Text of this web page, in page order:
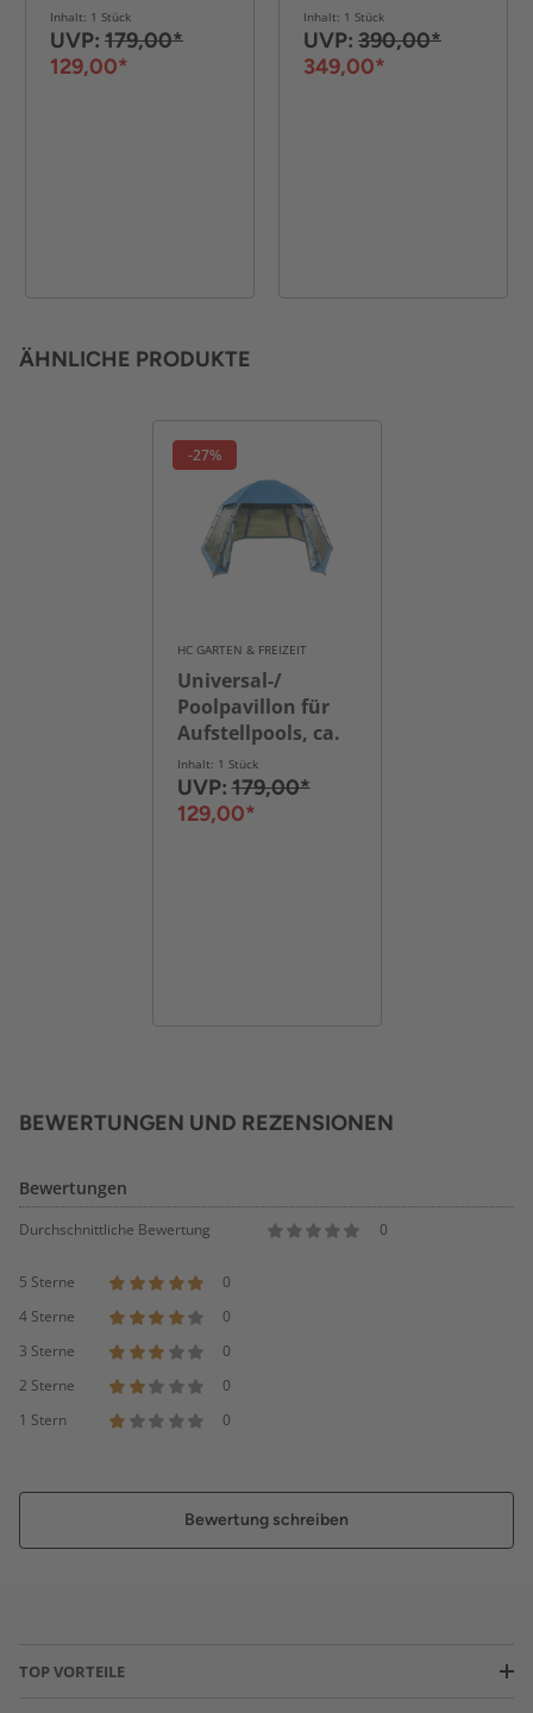
500 x 433 x 250 cm
Inhalt: 1 Stück
UVP: 179,00*
129,00*
Inhalt: 1 Stück
UVP: 390,00*
349,00*
ÄHNLICHE PRODUKTE
-27%
HC GARTEN & FREIZEIT
Universal-/
Poolpavillon für
Aufstellpools, ca.
500 x 433 x 250 cm
Inhalt: 1 Stück
UVP:179,00*
129,00*
BEWERTUNGEN UND REZENSIONEN
Bewertungen
Durchschnittliche Bewertung 0
5 Sterne
0
4 Sterne
0
3 Sterne
0
2 Sterne
0
1 Stern
0
Bewertung schreiben
TOP VORTEILE